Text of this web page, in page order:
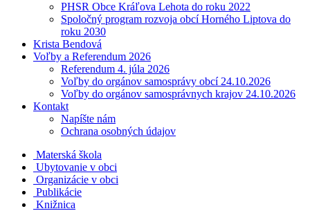
PHSR Obce Kráľova Lehota do roku 2022
Spoločný program rozvoja obcí Horného Liptova do
roku 2030
Krista Bendová
Voľby a Referendum 2026
Referendum 4. júla 2026
Voľby do orgánov samosprávy obcí 24.10.2026
Voľby do orgánov samosprávnych krajov 24.10.2026
Kontakt
Napíšte nám
Ochrana osobných údajov
Materská škola
Ubytovanie v obci
Organizácie v obci
Publikácie
Knižnica